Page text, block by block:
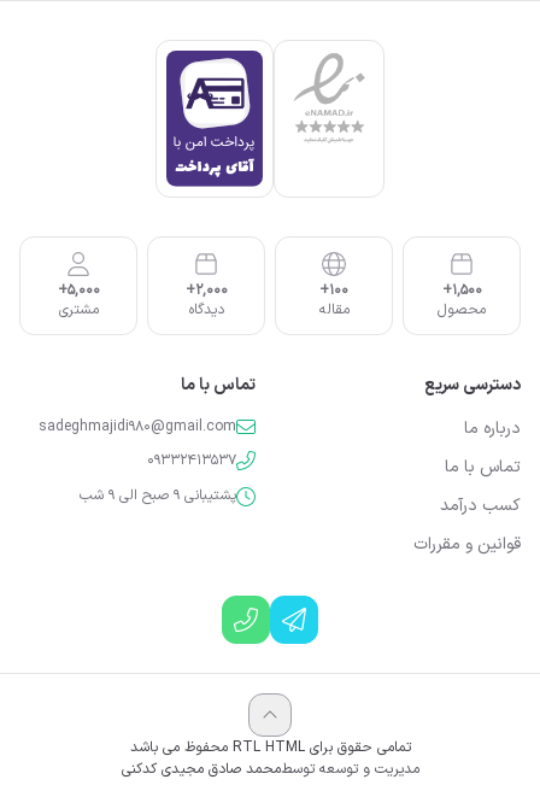
1,500+
محصول
100+
مقاله
2,000+
دیدگاه
5,000+
مشتری
دسترسی سریع
درباره ما
تماس با ما
کسب درآمد
قوانین و مقررات
تماس با ما
sadeghmajidi980@gmail.com
09332413537
پشتیبانی 9 صبح الی 9 شب
تمامی حقوق برای RTL HTML محفوظ می باشد
مدیریت و توسعه توسطمحمد صادق مجیدی کدکنی